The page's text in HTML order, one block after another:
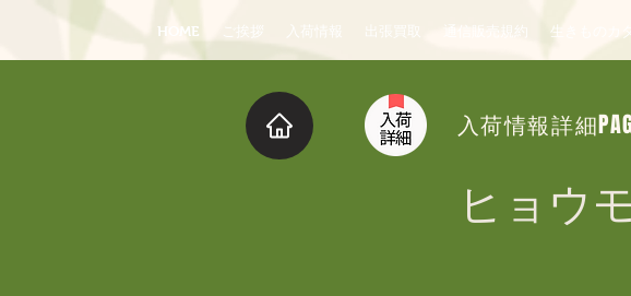
HOME ご挨拶 入荷情報 出張買取 通信販売規約 生きものカ
入荷情報詳細
ヒョウ